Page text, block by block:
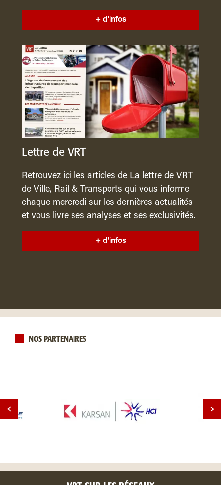
+ d'infos
Lettre de VRT
Retrouvez ici les articles de La lettre de VRT
de Ville, Rail & Transports qui vous informe
chaque mercredi sur les dernières actualités
et vous livre ses analyses et ses exclusivités.
+ d'infos
NOS PARTENAIRES